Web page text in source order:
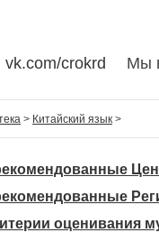
vk.com/crokrd Мы
> Китайский язык >
оценивания